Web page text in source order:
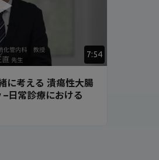
7:54
に考える 潰瘍性大腸
日常診療における